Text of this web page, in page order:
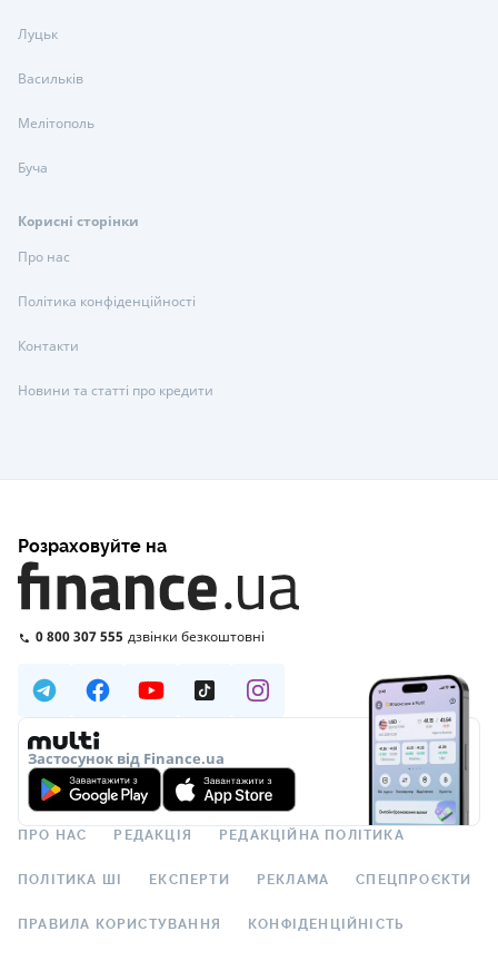
Луцьк
Васильків
Мелітополь
Буча
Корисні сторінки
Про нас
Політика конфіденційності
Контакти
Новини та статті про кредити
Розраховуйте на
0 800 307 555 дзвінки безкоштовні
Застосунок від Finance.ua
ПРО НАС РЕДАКЦІЯ РЕДАКЦІЙНА ПОЛІТИКА
ПОЛІТИКА ШІ ЕКСПЕРТИ РЕКЛАМА СПЕЦПРОЄКТИ
ПРАВИЛА КОРИСТУВАННЯ КОНФІДЕНЦІЙНІСТЬ